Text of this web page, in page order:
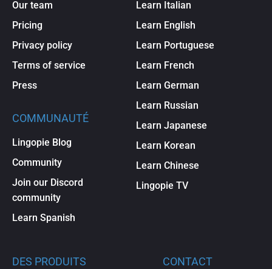
Our team
Pricing
Privacy policy
Terms of service
Press
COMMUNAUTÉ
Lingopie Blog
Community
Join our Discord
community
Learn Spanish
Learn Italian
Learn English
Learn Portuguese
Learn French
Learn German
Learn Russian
Learn Japanese
Learn Korean
Learn Chinese
Lingopie TV
DES PRODUITS CONTACT